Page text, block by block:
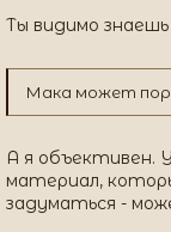
Ты видимо
Мака может
А я объективен.
материал,
задуматься -